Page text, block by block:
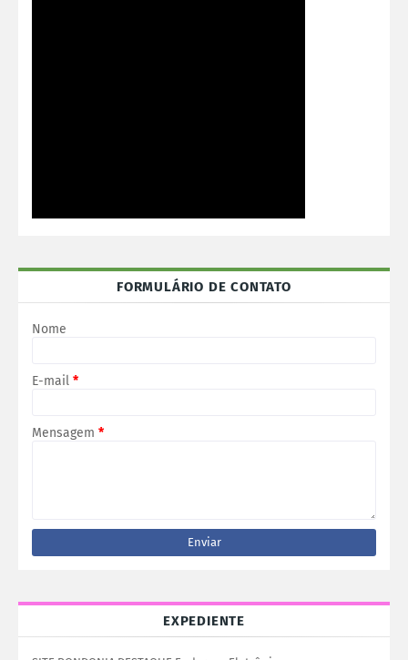
FORMULÁRIO DE CONTATO
Nome
E-mail *
Mensagem *
EXPEDIENTE